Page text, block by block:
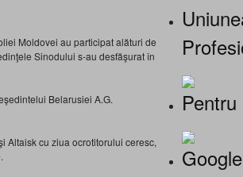
Moldovei au participat alături de
Sinodului s-au desfăşurat în
Belarusiei A.G.
Altaisk cu ziua ocrotitorului ceresc,